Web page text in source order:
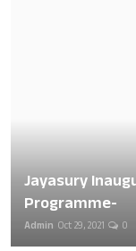
Jayasury
Programme-
Admin Oct 29, 2021 0